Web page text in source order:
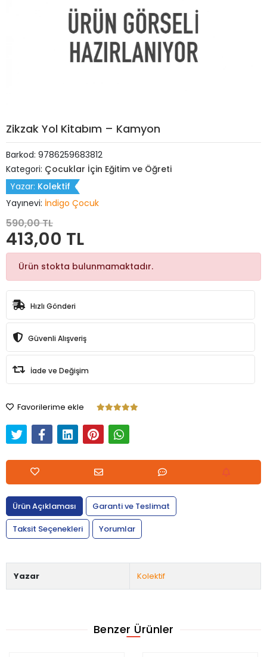
Zikzak Yol Kitabım – Kamyon
Barkod: 9786259683812
Kategori: Çocuklar İçin Eğitim ve Öğreti
Yazar: Kolektif
Yayınevi: İndigo Çocuk
590,00 TL
413,00 TL
Ürün stokta bulunmamaktadır.
Hızlı Gönderi
Güvenli Alışveriş
İade ve Değişim
Favorilerime ekle
Ürün Açıklaması
Garanti ve Teslimat
Taksit Seçenekleri
Yorumlar
Yazar Kolektif
Benzer Ürünler